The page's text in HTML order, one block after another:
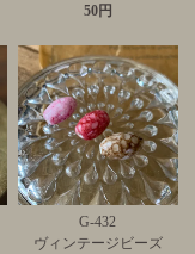
50円
G-432
ヴィンテージビーズ